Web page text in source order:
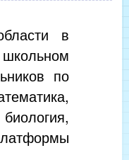
в
по